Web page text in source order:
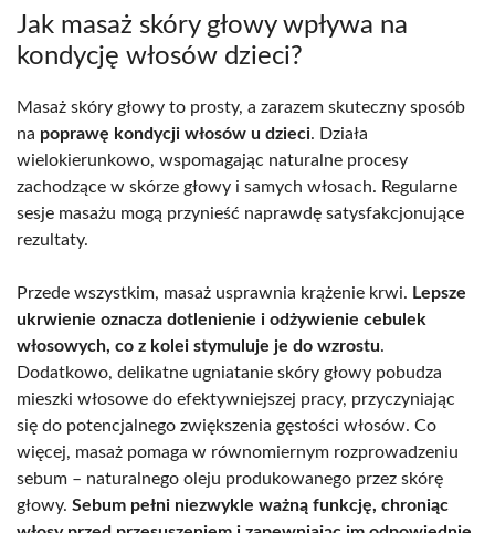
Jak masaż skóry głowy wpływa na
kondycję włosów dzieci?
Masaż skóry głowy to prosty, a zarazem skuteczny sposób
na poprawę kondycji włosów u dzieci. Działa
wielokierunkowo, wspomagając naturalne procesy
zachodzące w skórze głowy i samych włosach. Regularne
sesje masażu mogą przynieść naprawdę satysfakcjonujące
rezultaty.
Przede wszystkim, masaż usprawnia krążenie krwi. Lepsze
ukrwienie oznacza dotlenienie i odżywienie cebulek
włosowych, co z kolei stymuluje je do wzrostu.
Dodatkowo, delikatne ugniatanie skóry głowy pobudza
mieszki włosowe do efektywniejszej pracy, przyczyniając
się do potencjalnego zwiększenia gęstości włosów. Co
więcej, masaż pomaga w równomiernym rozprowadzeniu
sebum – naturalnego oleju produkowanego przez skórę
głowy. Sebum pełni niezwykle ważną funkcję, chroniąc